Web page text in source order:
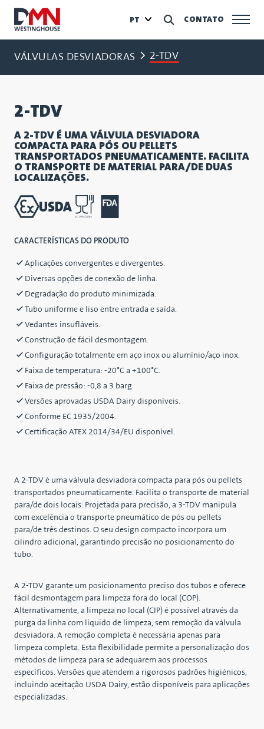
CONTATO
PT
VÁLVULAS DESVIADORAS 2-TDV
2-TDV
A 2-TDV É UMA VÁLVULA DESVIADORA
COMPACTA PARA PÓS OU PELLETS
TRANSPORTADOS PNEUMATICAMENTE. FACILITA
O TRANSPORTE DE MATERIAL PARA/DE DUAS
LOCALIZAÇÕES.
CARACTERÍSTICAS DO PRODUTO
Aplicações convergentes e divergentes.
Diversas opções de conexão de linha.
Degradação do produto minimizada.
Tubo uniforme e liso entre entrada e saída.
Vedantes insufláveis.
Construção de fácil desmontagem.
Configuração totalmente em aço inox ou alumínio/aço inox.
Faixa de temperatura: -20°C a +100°C.
Faixa de pressão: -0,8 a 3 barg.
Versões aprovadas USDA Dairy disponíveis.
Conforme EC 1935/2004.
Certificação ATEX 2014/34/EU disponível.
A 2-TDV é uma válvula desviadora compacta para pós ou pellets
transportados pneumaticamente. Facilita o transporte de material
para/de dois locais. Projetada para precisão, a 3-TDV manipula
com excelência o transporte pneumático de pós ou pellets
para/de três destinos. O seu design compacto incorpora um
cilindro adicional, garantindo precisão no posicionamento do
tubo.
A 2-TDV garante um posicionamento preciso dos tubos e oferece
fácil desmontagem para limpeza fora do local (COP).
Alternativamente, a limpeza no local (CIP) é possível através da
purga da linha com líquido de limpeza, sem remoção da válvula
desviadora. A remoção completa é necessária apenas para
limpeza completa. Esta flexibilidade permite a personalização dos
métodos de limpeza para se adequarem aos processos
específicos. Versões que atendem a rigorosos padrões higiénicos,
incluindo aceitação USDA Dairy, estão disponíveis para aplicações
especializadas.